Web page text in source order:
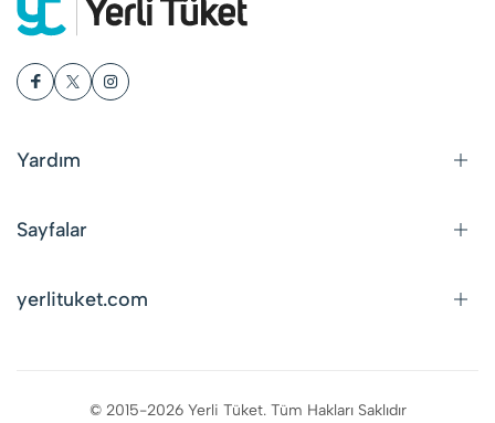
Yardım
Sayfalar
yerlituket.com
© 2015-2026 Yerli Tüket. Tüm Hakları Saklıdır